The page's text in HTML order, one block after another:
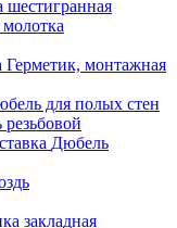
шестигранная
Герметик, монтажная
для полых стен
Дюбель
закладная